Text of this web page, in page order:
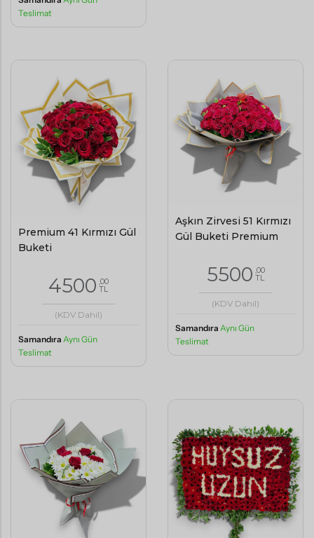
Teslimat
Premium 41 Kırmızı Gül
Buketi
4500 ,00
TL
(KDV Dahil)
Samandıra Aynı Gün
Teslimat
Aşkın Zirvesi 51 Kırmızı
Gül Buketi Premium
5500 ,00
TL
(KDV Dahil)
Samandıra Aynı Gün
Teslimat